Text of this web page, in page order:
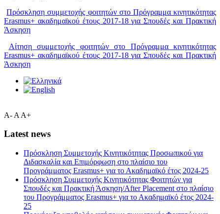
Πρόσκληση συμμετοχής φοιτητών στο Πρόγραμμα κινητικότητας
Erasmus+ ακαδημαϊκού έτους 2017-18 για Σπουδές και Πρακτική
Άσκηση
Αίτηση συμμετοχής φοιτητών στο Πρόγραμμα κινητικότητας
Erasmus+ ακαδημαϊκού έτους 2017-18 για Σπουδές και Πρακτική
Άσκηση
A- A A+
Latest news
Πρόσκληση Συμμετοχής Κινητικότητας Προσωπικού για
Διδασκαλία και Επιμόρφωση στο πλαίσιο του
Προγράμματος Erasmus+ για το Ακαδημαϊκό έτος 2024-25
Πρόσκληση Συμμετοχής Κινητικότητας Φοιτητών για
Σπουδές και Πρακτική Άσκηση/After Placement στο πλαίσιο
του Προγράμματος Erasmus+ για το Ακαδημαϊκό έτος 2024-
25